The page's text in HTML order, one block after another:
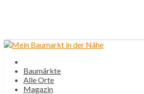
Baumärkte
Alle Orte
Magazin